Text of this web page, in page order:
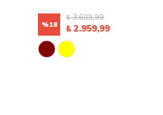
%18
₺ 3.609,99
₺ 2.959,99